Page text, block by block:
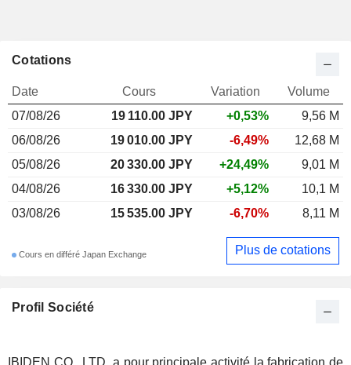
Profil Société
IBIDEN CO., LTD. a pour principale activité la fabrication de
Cotations
Date Cours Variation
Volume
07/08/26
19 110.00 JPY +0,53%
9,56 M
06/08/26
19 010.00 JPY -6,49%
12,68 M
05/08/26
20 330.00 JPY +24,49%
9,01 M
04/08/26
16 330.00 JPY +5,12%
10,1 M
03/08/26
15 535.00 JPY -6,70% 8,11 M
Cours en différé Japan Exchange Plus de cotations